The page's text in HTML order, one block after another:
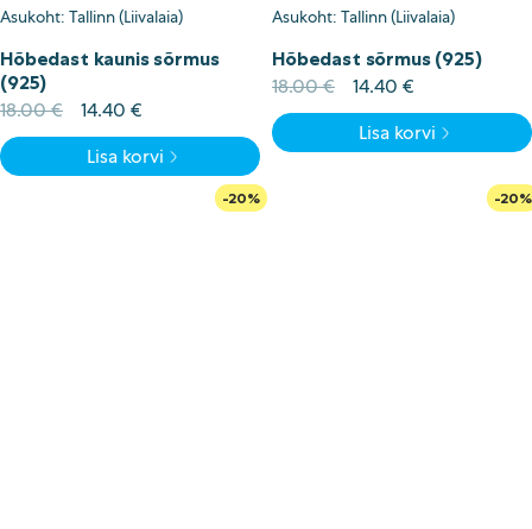
Asukoht: Tallinn (Liivalaia)
Hõbedast kaunis sõrmus
(925)
18.00€
Algne
hind
oli:
18.00 €.
14.40 €
price
is:
14.40 €.
Lisa korvi
Asukoht: Tallinn (Liivalaia)
Hõbedast sõrmus (925)
18.00€
Algne
hind
oli:
18.00 €.
14.40 €Current
price
is:
14.40 €.
Lisa korvi
-20% -20%